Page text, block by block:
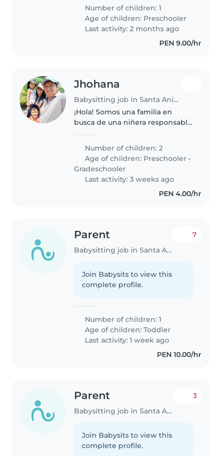
muy enérgica, curiosa y
deportiva. Necesitamos a alguien
que pueda mantenerle
entretenido..
Number of children: 1
Age of children: Preschooler
Last activity: 2 months ago
PEN 9.00/hr
Jhohana
Babysitting job in Santa Anita - Los Ficus
¡Hola! Somos una familia en
busca de una niñera responsable
niños, un preescolar y un escolar.
Nuestros hijos son inteligentes,
independientes y muy
amigables...
Number of children: 2
Age of children: Preschooler •
Gradeschooler
Last activity: 3 weeks ago
PEN 4.00/hr
Parent
Babysitting job in Santa Anita - Los Ficus
7
Join Babysits to view this
complete profile.
Number of children: 1
Age of children:Toddler
Last activity: 1 week ago
PEN 10.00/hr
Parent
Babysitting job in Santa Anita - Los Ficus
3
Join Babysits to view this
complete profile.